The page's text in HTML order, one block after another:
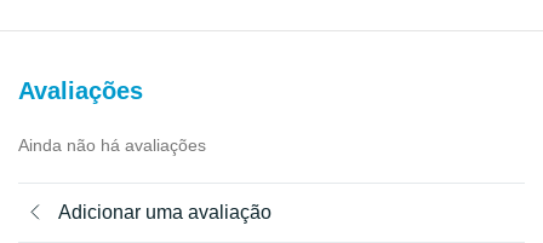
Avaliações
Ainda não há avaliações
Adicionar uma avaliação